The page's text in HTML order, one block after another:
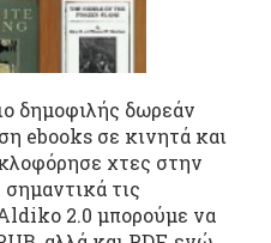
δημοφιλής δωρεάν
ebooks σε κινητά και
χτες στην
τις
2.0 μπορούμε να